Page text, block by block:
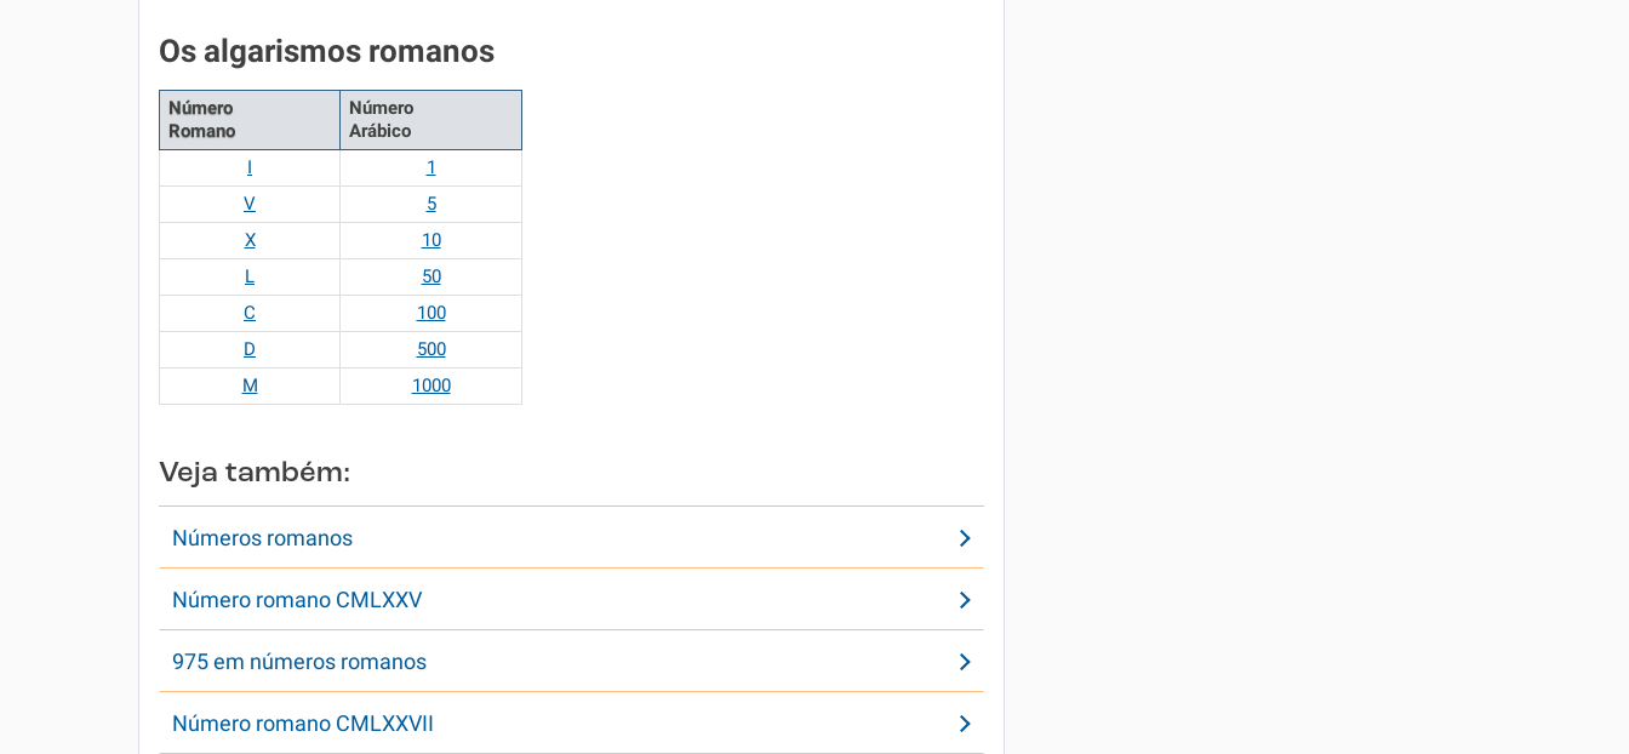
Os algarismos romanos
Número
Romano
Número
Arábico
I
1
V
5
X
10
L
50
C
100
D
500
M
1000
Veja também:
Números romanos
Número romano CMLXXV
975 em números romanos
Número romano CMLXXVII